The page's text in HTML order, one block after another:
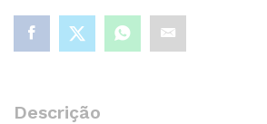
Descrição